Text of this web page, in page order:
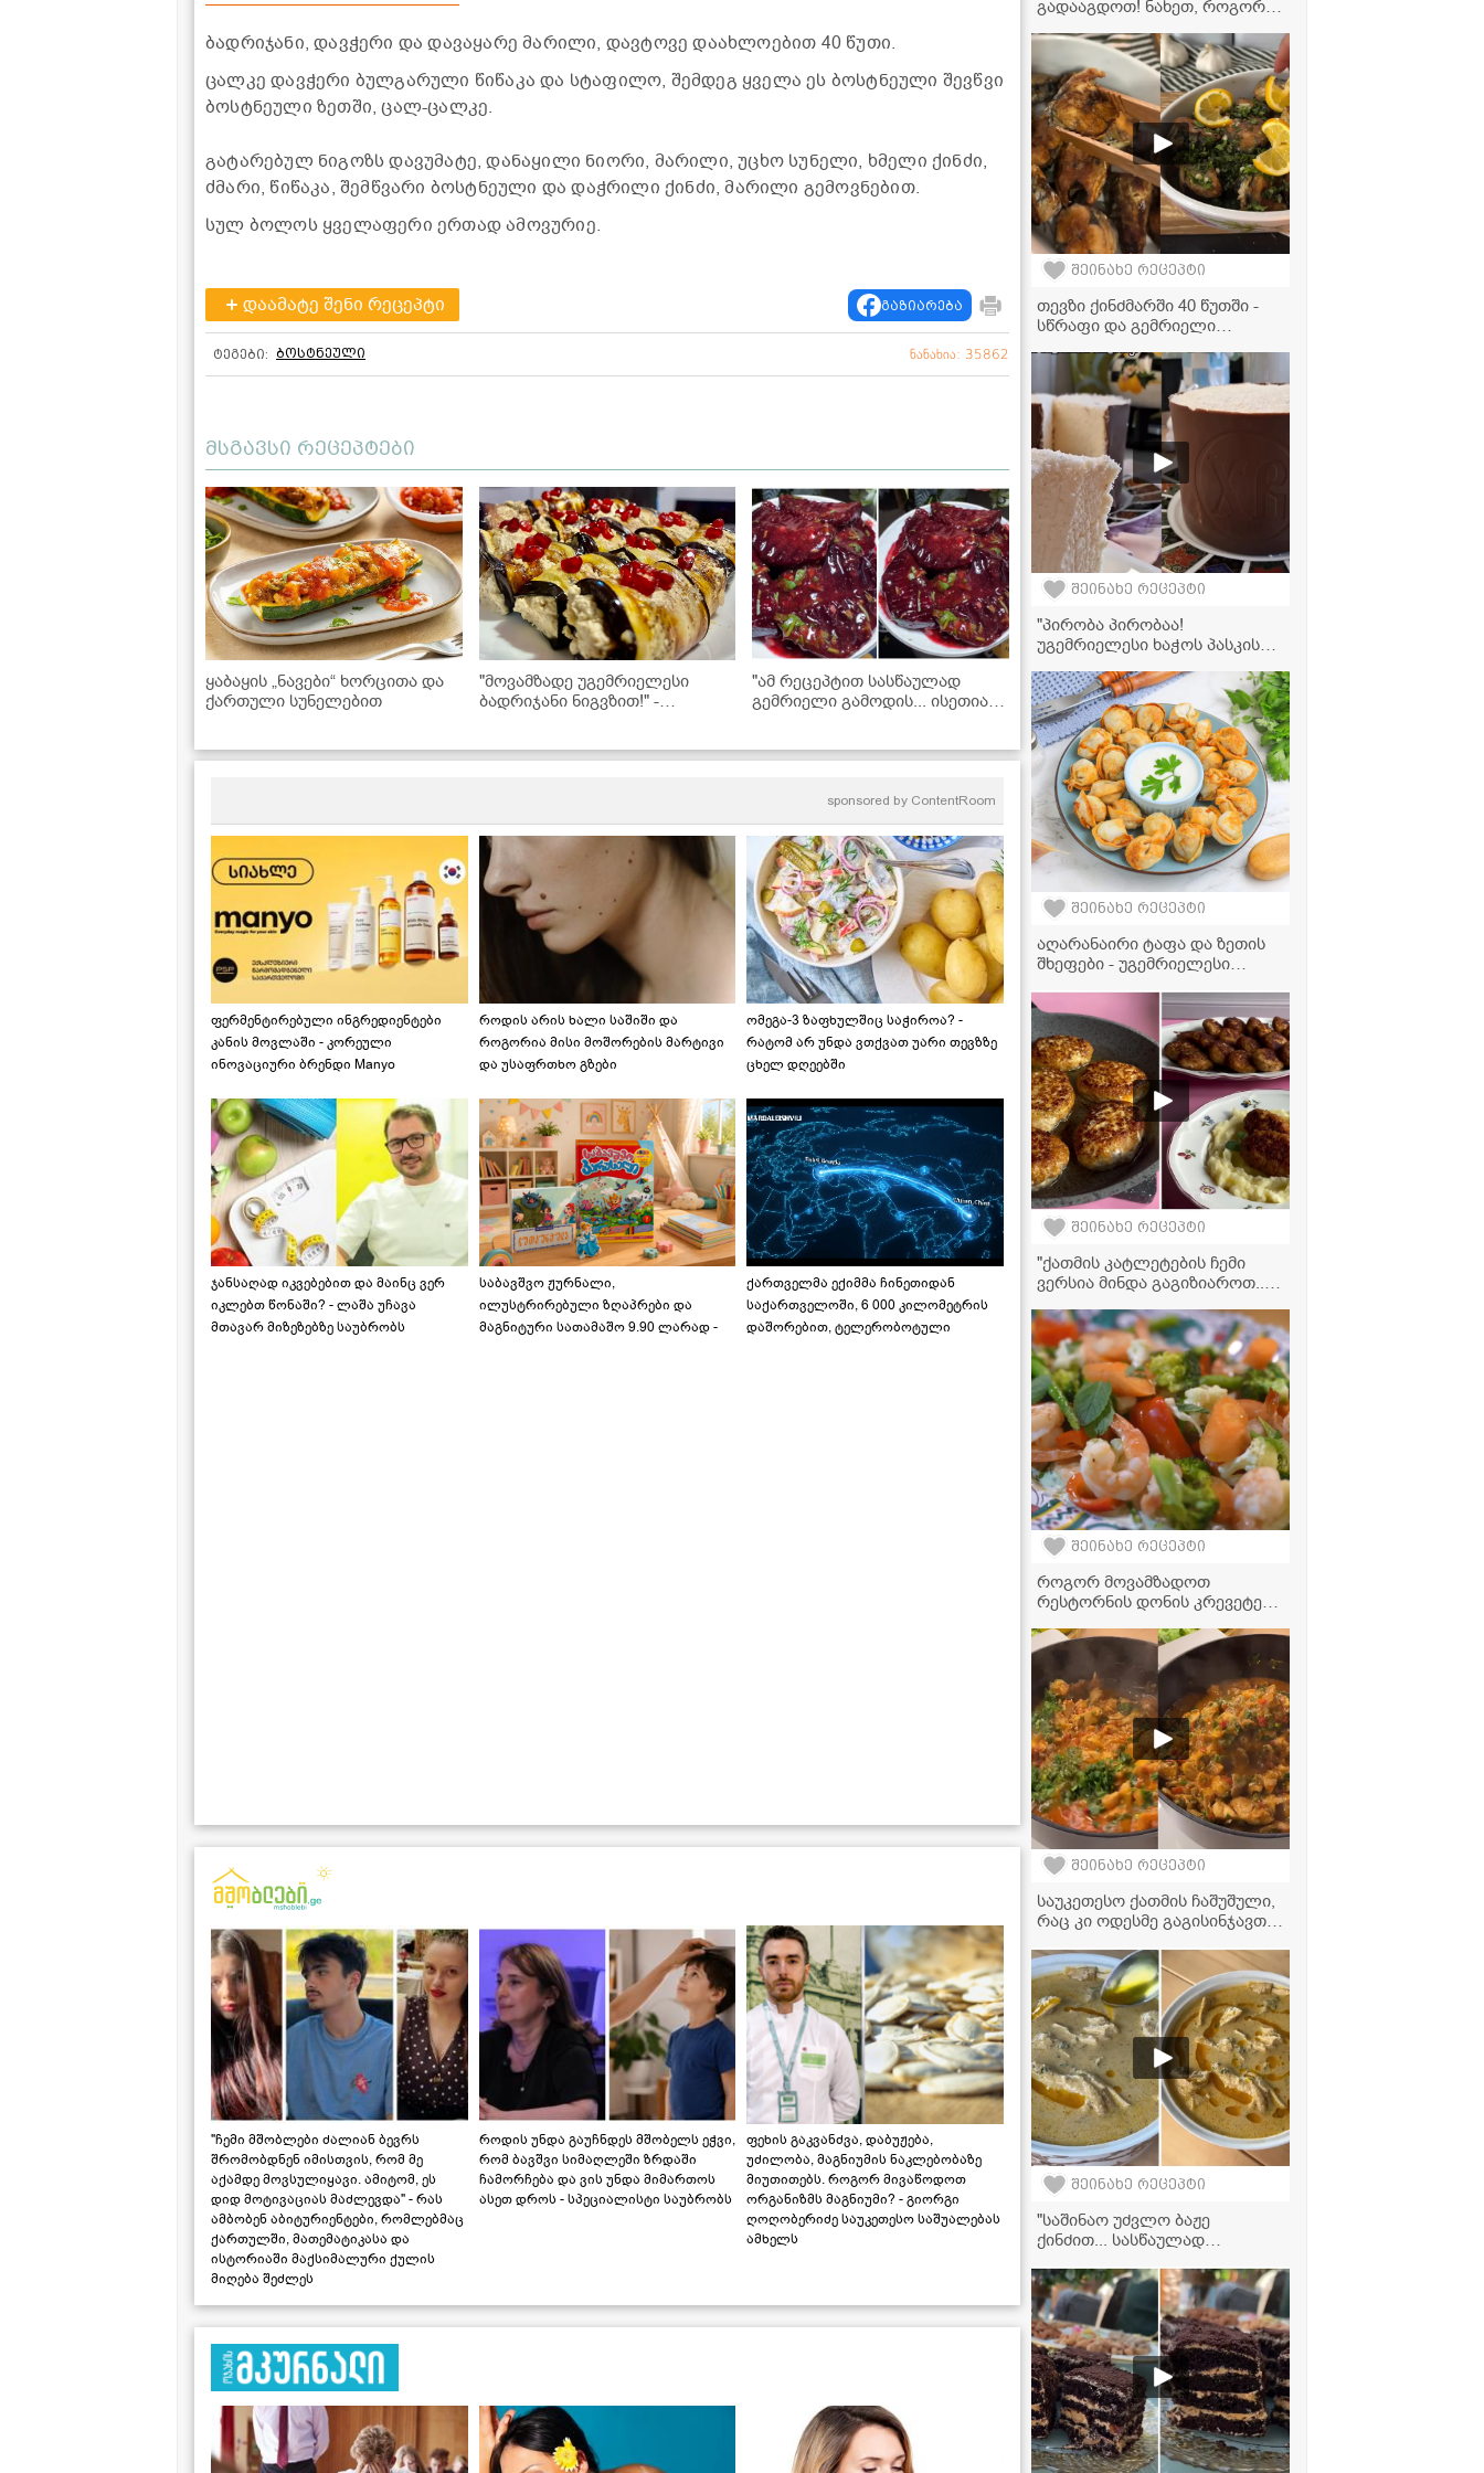
ბადრიჯანი, დავჭერი და დავაყარე მარილი, დავტოვე დაახლოებით 40 წუთი.
ცალკე დავჭერი ბულგარული წიწაკა და სტაფილო, შემდეგ ყველა ეს ბოსტნეული შევწვი
ბოსტნეული ზეთში, ცალ-ცალკე.
გატარებულ ნიგოზს დავუმატე, დანაყილი ნიორი, მარილი, უცხო სუნელი, ხმელი ქინძი,
ძმარი, წიწაკა, შემწვარი ბოსტნეული და დაჭრილი ქინძი, მარილი გემოვნებით.
სულ ბოლოს ყველაფერი ერთად ამოვურიე.
დაამატე შენი რეცეპტი გაზიარება
ტეგები: ბოსტნეული ნანახია: 35862
მსგავსი რეცეპტები
ყაბაყის „ნავები“ ხორცითა და
ქართული სუნელებით
"მოვამზადე უგემრიელესი
ბადრიჯანი ნიგვზით!" -
"ამ რეცეპტით სასწაულად
გემრიელი გამოდის... ისეთია,
sponsored by ContentRoom
ფერმენტირებული ინგრედიენტები
კანის მოვლაში - კორეული
ინოვაციური ბრენდი Manyo
როდის არის ხალი საშიში და
როგორია მისი მოშორების მარტივი
და უსაფრთხო გზები
ომეგა-3 ზაფხულშიც საჭიროა? -
რატომ არ უნდა ვთქვათ უარი თევზზე
ცხელ დღეებში
ჯანსაღად იკვებებით და მაინც ვერ
იკლებთ წონაში? - ლაშა უჩავა
მთავარ მიზეზებზე საუბრობს
საბავშვო ჟურნალი,
ილუსტრირებული ზღაპრები და
მაგნიტური სათამაშო 9.90 ლარად -
ქართველმა ექიმმა ჩინეთიდან
საქართველოში, 6 000 კილომეტრის
დაშორებით, ტელერობოტული
"ჩემი მშობლები ძალიან ბევრს
შრომობდნენ იმისთვის, რომ მე
აქამდე მოვსულიყავი. ამიტომ, ეს
დიდ მოტივაციას მაძლევდა" - რას
ამბობენ აბიტურიენტები, რომლებმაც
ქართულში, მათემატიკასა და
ისტორიაში მაქსიმალური ქულის
მიღება შეძლეს
როდის უნდა გაუჩნდეს მშობელს ეჭვი,
რომ ბავშვი სიმაღლეში ზრდაში
ჩამორჩება და ვის უნდა მიმართოს
ასეთ დროს - სპეციალისტი საუბრობს
ფეხის გაკვანძვა, დაბუჟება,
უძილობა, მაგნიუმის ნაკლებობაზე
მიუთითებს. როგორ მივაწოდოთ
ორგანიზმს მაგნიუმი? - გიორგი
ღოღობერიძე საუკეთესო საშუალებას
ამხელს
გადააგდოთ! ნახეთ, როგორ
გემრიელ დესერტად
შეინახე რეცეპტი
თევზი ქინძმარში 40 წუთში -
სწრაფი და გემრიელი
შეინახე რეცეპტი
"პირობა პირობაა!
უგემრიელესი ხაჭოს პასკის
ქოქოსით..." - მკითხველის
რეცეპტი
შეინახე რეცეპტი
აღარანაირი ტაფა და ზეთის
შხეფები - უგემრიელესი
აეროგრილში სულ რაღაც 15
წუთში!
შეინახე რეცეპტი
"ქათმის კატლეტების ჩემი
ვერსია მინდა გაგიზიაროთ...
გემრიელი" - მკითხველის
ვიდეორეცეპტი
შეინახე რეცეპტი
როგორ მოვამზადოთ
რესტორნის დონის კრევეტები
გემრიელი რეცეპტი
შეინახე რეცეპტი
საუკეთესო ქათმის ჩაშუშული,
რაც კი ოდესმე გაგისინჯავთ! -
შეინახე რეცეპტი
"საშინაო უძვლო ბაჟე
ქინძით... სასწაულად
აუცილებლად სცადეთ ამ
რეცეტპით" - მკითხველის
ვიდეორეცეპტი